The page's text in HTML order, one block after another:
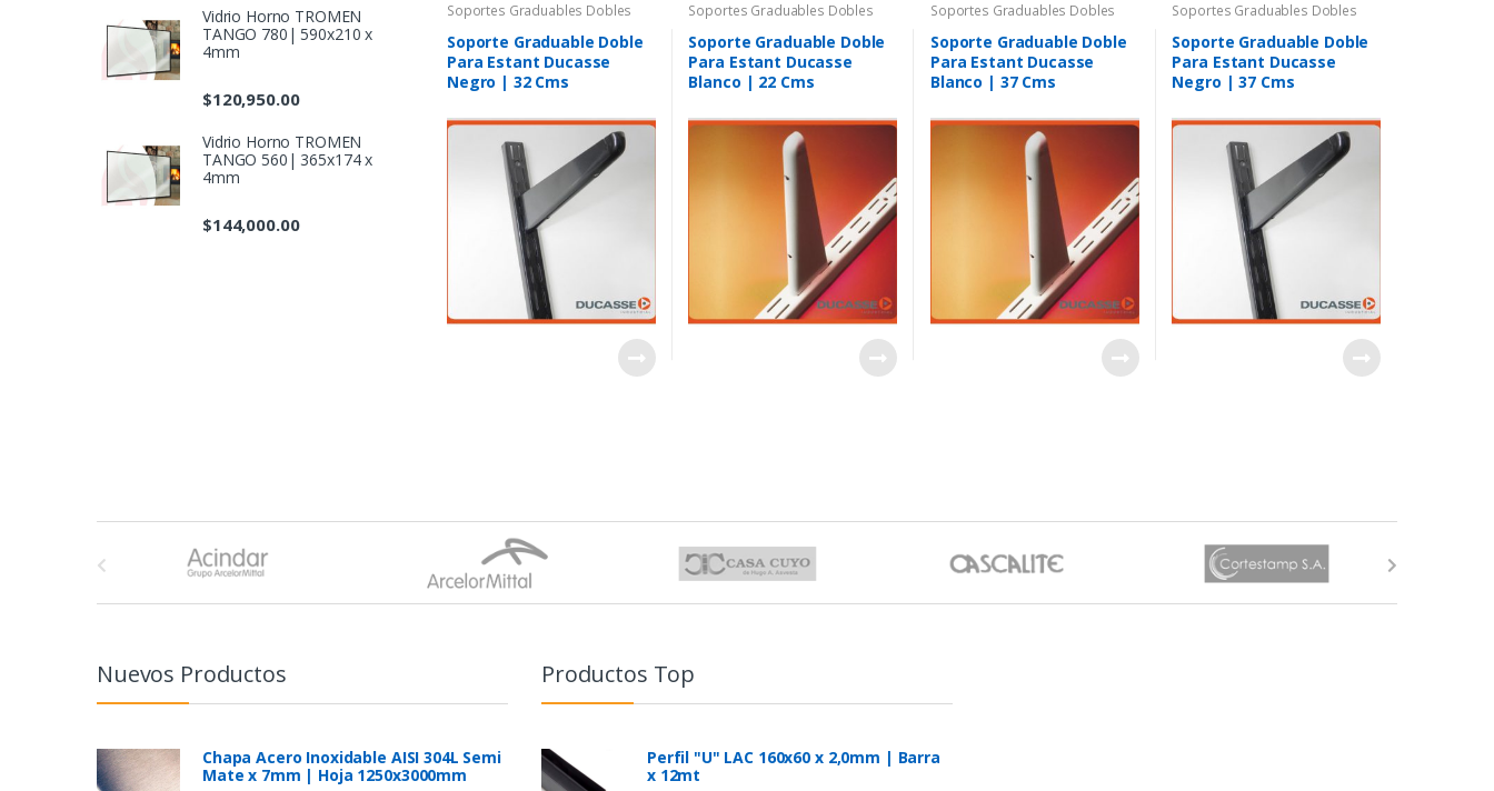
Soportes Graduables Dobles
Soporte Graduable Doble
Para Estant Ducasse
Negro | 32 Cms
Soportes Graduables Dobles
Soporte Graduable Doble
Para Estant Ducasse
Blanco | 22 Cms
Soportes Graduables Dobles
Soporte Graduable Doble
Para Estant Ducasse
Blanco | 37 Cms
Soportes Graduables Dobles
Soporte Graduable Doble
Para Estant Ducasse
Negro | 37 Cms
Vidrio Horno TROMEN
TANGO 780| 590x210 x
4mm
$120,950.00
Vidrio Horno TROMEN
TANGO 560| 365x174 x
4mm
$144,000.00
Nuevos Productos
Chapa Acero Inoxidable AISI 304L Semi
Mate x 7mm | Hoja 1250x3000mm
Productos Top
Perfil "U" LAC 160x60 x 2,0mm | Barra
x 12mt